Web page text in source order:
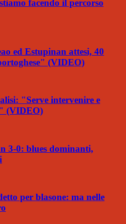
facendo il percorso
ed Estupinan attesi, 40
(VIDEO)
"Serve intervenire e
(VIDEO)
3-0: blues dominanti,
per blasone: ma nelle